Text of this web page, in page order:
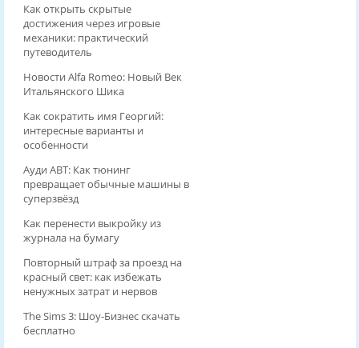
Как открыть скрытые
достижения через игровые
механики: практический
путеводитель
Новости Alfa Romeo: Новый Век
Итальянского Шика
Как сократить имя Георгий:
интересные варианты и
особенности
Ауди ABT: Как тюнинг
превращает обычные машины в
суперзвёзд
Как перенести выкройку из
журнала на бумагу
Повторный штраф за проезд на
красный свет: как избежать
ненужных затрат и нервов
The Sims 3: Шоу-Бизнес скачать
бесплатно